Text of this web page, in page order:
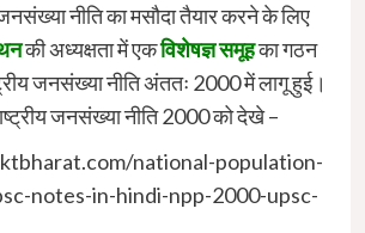
नीति का मसौदा तैयार करने के लिए
की अध्यक्षता में एकविशेषज्ञ समूहका गठन
जनसंख्या नीति अंततः 2000 में लागू हुई।
जनसंख्या नीति 2000 को देखे –
national-population-
notes-in-hindi-npp-2000-upsc-